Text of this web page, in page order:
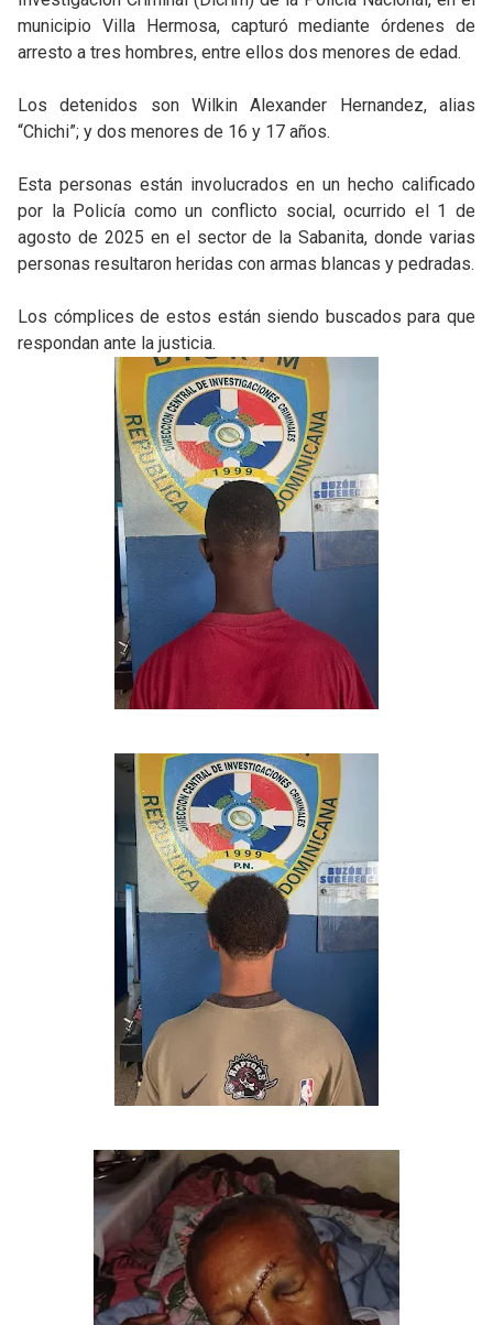
municipio Villa Hermosa, capturó mediante órdenes de
arresto a tres hombres, entre ellos dos menores de edad.
Los detenidos son Wilkin Alexander Hernandez, alias
“Chichi”; y dos menores de 16 y 17 años.
Esta personas están involucrados en un hecho calificado
por la Policía como un conflicto social, ocurrido el 1 de
agosto de 2025 en el sector de la Sabanita, donde varias
personas resultaron heridas con armas blancas y pedradas.
Los cómplices de estos están siendo buscados para que
respondan ante la justicia.